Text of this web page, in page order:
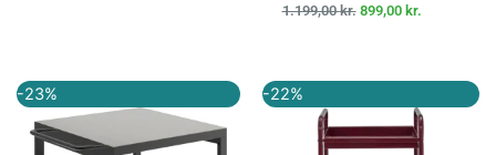
1.199,00kr. 899,00 kr.
-23%
oprindelige
var:
aktuelle
pris
er:
-22%
oprindelige
pris
var:
aktuelle
pris
er: